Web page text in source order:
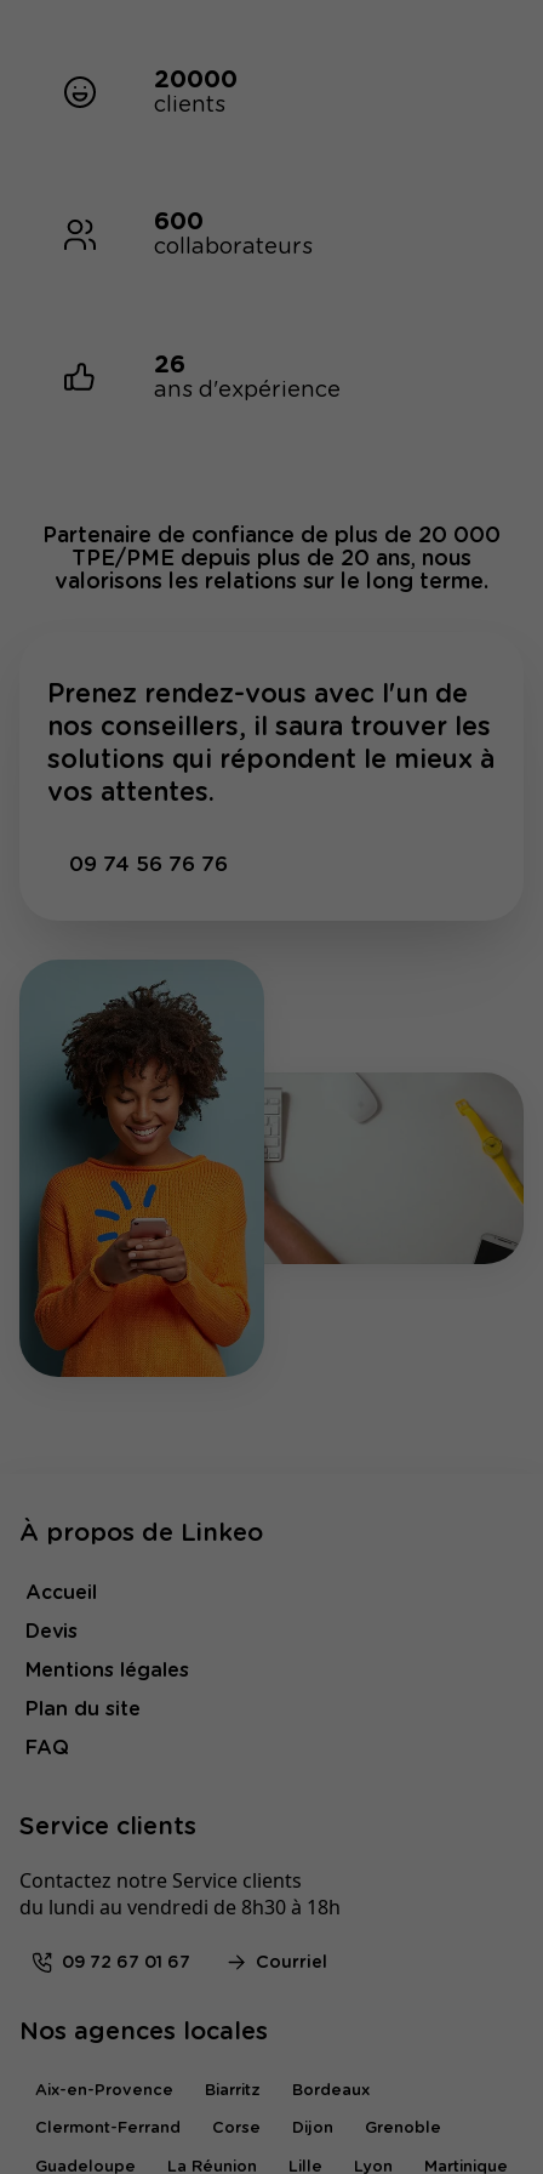
20000
clients
600
collaborateurs
26
ans d'expérience
Partenaire de confiance de plus de 20 000
TPE/PME depuis plus de 20 ans, nous
valorisons les relations sur le long terme.
Prenez rendez-vous avec l'un de
nos conseillers, il saura trouver les
solutions qui répondent le mieux à
vos attentes.
09 74 56 76 76
À propos de Linkeo
Accueil
Devis
Mentions légales
Plan du site
FAQ
Service clients
Contactez notre Service clients
du lundi au vendredi de 8h30 à 18h
09 72 67 01 67 Courriel
Nos agences locales
Aix-en-Provence Biarritz Bordeaux
Clermont-Ferrand Corse Dijon Grenoble
Guadeloupe La Réunion Lille Lyon Martinique